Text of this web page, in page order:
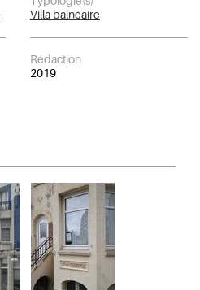
Villa balnéaire
Rédaction
2019